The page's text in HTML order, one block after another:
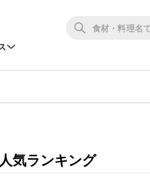
人気ランキング